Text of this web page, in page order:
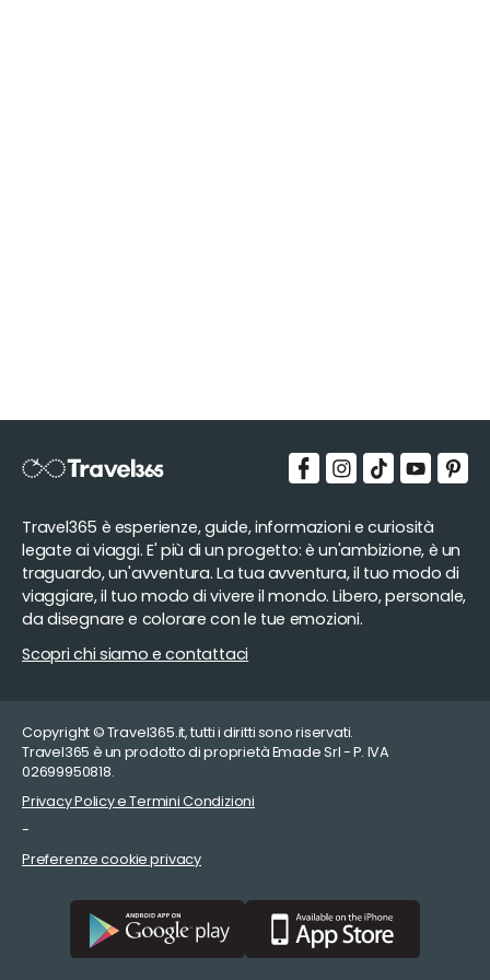
Travel365 è esperienze, guide, informazioni e curiosità
legate ai viaggi. E' più di un progetto: è un'ambizione, è un
traguardo, un'avventura. La tua avventura, il tuo modo di
viaggiare, il tuo modo di vivere il mondo. Libero, personale,
da disegnare e colorare con le tue emozioni.
Scopri chi siamo e contattaci
Copyright © Travel365.it, tutti i diritti sono riservati.
Travel365 è un prodotto di proprietà Emade Srl - P. IVA
02699950818.
Privacy Policy e Termini Condizioni
-
Preferenze cookie privacy